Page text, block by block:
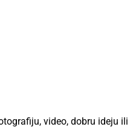
video, dobru ideju ili